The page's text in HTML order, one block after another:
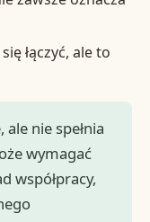
łączyć, ale to
ale nie spełnia
wymagać
współpracy,